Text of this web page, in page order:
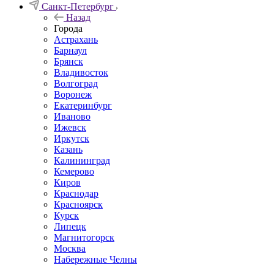
Санкт-Петербург
Назад
Города
Астрахань
Барнаул
Брянск
Владивосток
Волгоград
Воронеж
Екатеринбург
Иваново
Ижевск
Иркутск
Казань
Калининград
Кемерово
Киров
Краснодар
Красноярск
Курск
Липецк
Магнитогорск
Москва
Набережные Челны